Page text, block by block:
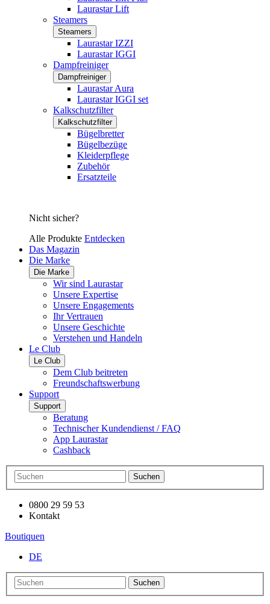
Laurastar Lift
Steamers
Steamers
Laurastar IZZI
Laurastar IGGI
Dampfreiniger
Dampfreiniger
Laurastar Aura
Laurastar IGGI set
Kalkschutzfilter
Kalkschutzfilter
Bügelbretter
Bügelbezüge
Kleiderpflege
Zubehör
Ersatzteile
Nicht sicher?
Alle Produkte Entdecken
Das Magazin
Die Marke
Die Marke
Wir sind Laurastar
Unsere Expertise
Unsere Engagements
Ihr Vertrauen
Unsere Geschichte
Verstehen und Handeln
Le Club
Le Club
Dem Club beitreten
Freundschaftswerbung
Support
Support
Beratung
Technischer Kundendienst / FAQ
App Laurastar
Cashback
Suchen
0800 29 59 53
Kontakt
Boutiquen
DE
Suchen